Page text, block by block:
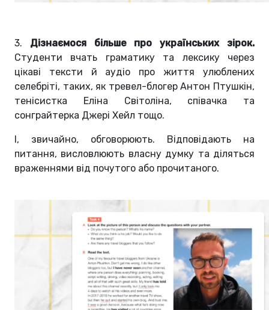
3. Дізнаємося більше про українських зірок.
Студенти вчать граматику та лексику через
цікаві тексти й аудіо про життя улюблених
селебріті, таких, як тревел-блогер Антон Птушкін,
тенісистка Еліна Світоліна, співачка та
сонграйтерка Джері Хейл тощо.
І, звичайно, обговорюють. Відповідають на
питання, висловлюють власну думку та діляться
враженнями від почутого або прочитаного.